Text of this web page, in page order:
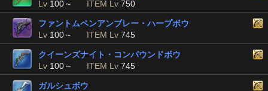
Lv 100～ ITEM Lv 750
ファントムペンアンブレー・ハープボウ
Lv 100～ ITEM Lv 745
クイーンズナイト・コンパウンドボウ
Lv 100～ ITEM Lv 745
ガルシュボウ